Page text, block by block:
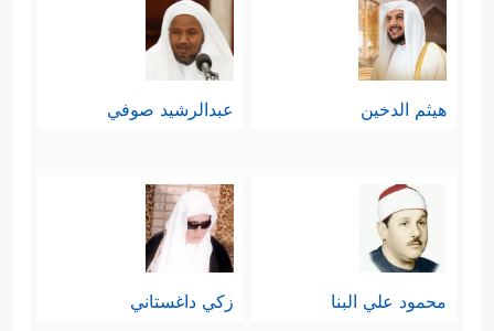
هيثم الدخين عبدالرشيد صوفي
محمود علي البنا زكي داغستاني